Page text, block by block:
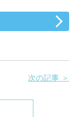
次の記事 ＞